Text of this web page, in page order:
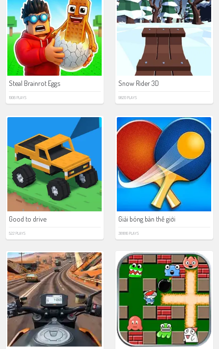
Steal Brainrot Eggs
1906 PLAYS
Snow Rider 3D
9820 PLAYS
Good to drive
522 PLAYS
Giải bóng bàn thế giới
381816 PLAYS